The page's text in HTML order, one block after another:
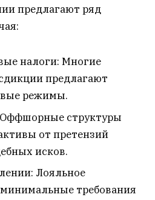
предлагают ряд
налоги: Многие
предлагают
режимы.
структуры
от претензий
исков.
Лояльное
требования